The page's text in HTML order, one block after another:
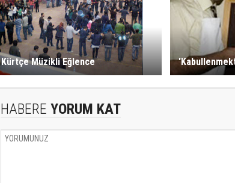
Kürtçe Müzikli Eğlence
HABERE YORUM KAT